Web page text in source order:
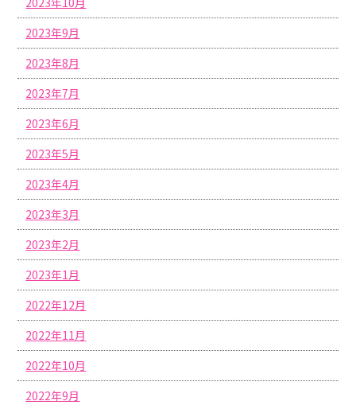
2023年9月
2023年8月
2023年7月
2023年6月
2023年5月
2023年4月
2023年3月
2023年2月
2023年1月
2022年12月
2022年11月
2022年10月
2022年9月